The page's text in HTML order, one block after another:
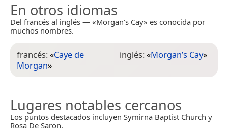
En otros idiomas
Del francés al inglés — «Morgan’s Cay» es conocida por
muchos nombres.
francés:«Caye de
Morgan»
inglés:«Morgan’s Cay»
Lugares notables cercanos
Los puntos destacados incluyen Symirna Baptist Church y
Rosa De Saron.